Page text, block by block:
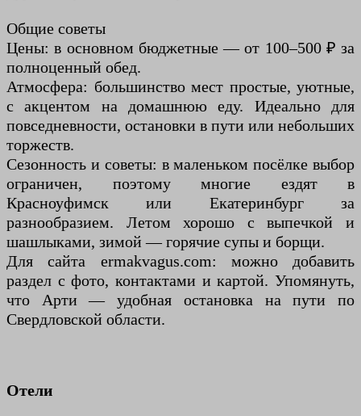
Общие советы
Цены: в основном бюджетные — от 100–500 ₽ за
полноценный обед.
Атмосфера: большинство мест простые, уютные,
с акцентом на домашнюю еду. Идеально для
повседневности, остановки в пути или небольших
торжеств.
Сезонность и советы: в маленьком посёлке выбор
ограничен, поэтому многие ездят в
Красноуфимск или Екатеринбург за
разнообразием. Летом хорошо с выпечкой и
шашлыками, зимой — горячие супы и борщи.
Для сайта ermakvagus.com: можно добавить
раздел с фото, контактами и картой. Упомянуть,
что Арти — удобная остановка на пути по
Свердловской области.
Отели